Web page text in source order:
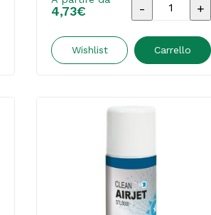
4,73€
Alcool
Clean
Starline
quantità
Wishlist Carrello